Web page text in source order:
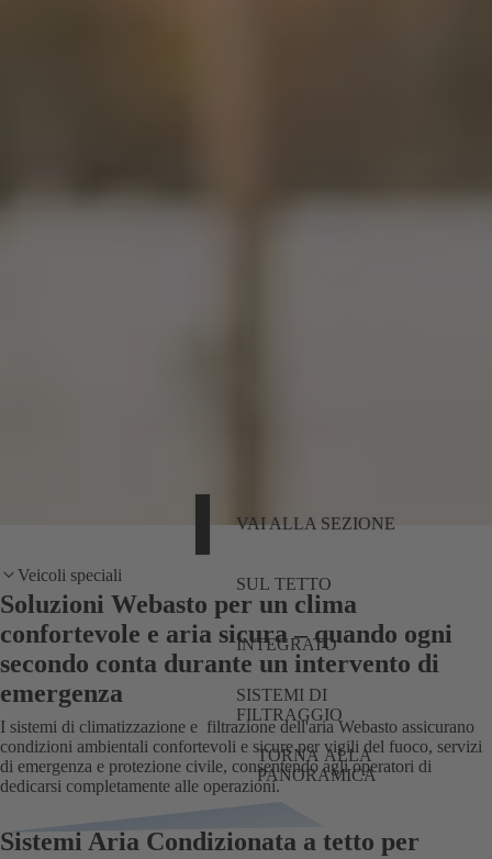
VAI ALLA SEZIONE
SUL TETTO
INTEGRATO
SISTEMI DI
FILTRAGGIO
TORNA ALLA
PANORAMICA
Veicoli speciali
Soluzioni Webasto per un clima
confortevole e aria sicura – quando ogni
secondo conta durante un intervento di
emergenza
I sistemi di climatizzazione e filtrazione dell'aria Webasto assicurano
condizioni ambientali confortevoli e sicure per vigili del fuoco, servizi
di emergenza e protezione civile, consentendo agli operatori di
dedicarsi completamente alle operazioni.
Sistemi Aria Condizionata a tetto per